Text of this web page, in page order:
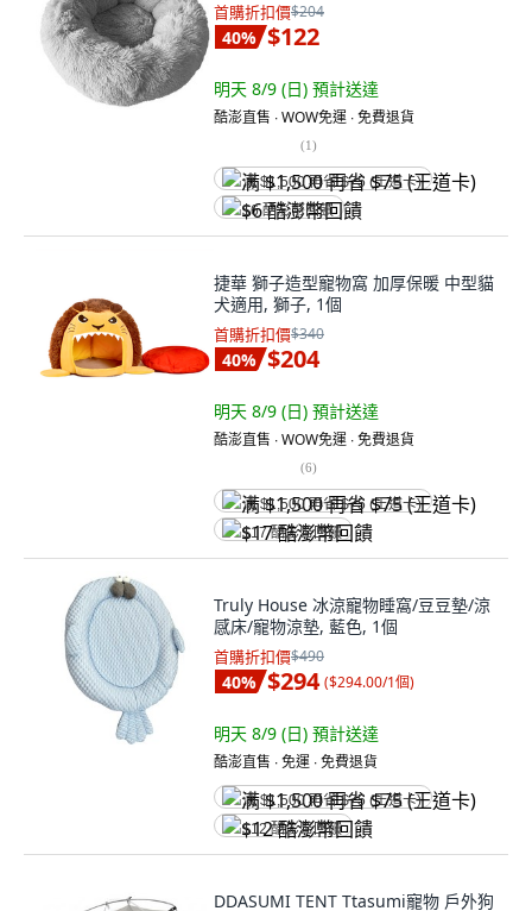
首購折扣價$204
40% $122
明天 8/9 (日) 預計送達
酷澎直售 ∙ WOW免運 ∙ 免費退貨
(1)
满 $1,500 再省 $75 (王道卡)
$6 酷澎幣回饋
捷華 獅子造型寵物窩 加厚保暖 中型貓
犬適用, 獅子, 1個
首購折扣價$340
40% $204
明天 8/9 (日) 預計送達
酷澎直售 ∙ WOW免運 ∙ 免費退貨
(6)
满 $1,500 再省 $75 (王道卡)
$17 酷澎幣回饋
Truly House 冰涼寵物睡窩/豆豆墊/涼
感床/寵物涼墊, 藍色, 1個
首購折扣價$490
40% $294 ($294.00/1個)
明天 8/9 (日) 預計送達
酷澎直售 ∙ 免運 ∙ 免費退貨
满 $1,500 再省 $75 (王道卡)
$12 酷澎幣回饋
DDASUMI TENT Ttasumi寵物 戶外狗